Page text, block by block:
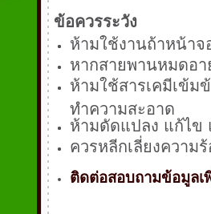
ข้อควรระวัง
ห้ามใช้งานถ้าหน้า
หากสายพานหมดอ
ห้ามใช้สารเคมีเข้
ทำความสะอาด
ห้ามดัดแปลง แก้ไข
ควรหลีกเลี่ยงความ
ติดต่อสอบถามข้อมูลเ